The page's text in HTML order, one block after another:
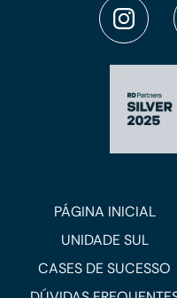
PÁGINA INICIAL
UNIDADE SUL
CASES DE SUCESSO